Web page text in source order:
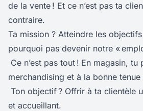
de la vente ! Et ce n’est pas ta
contraire.
Ta mission ? Atteindre les
pourquoi pas devenir notre «
Ce n’est pas tout ! En magasin, tu
merchandising et à la bonne
Ton objectif ? Offrir à ta clientèle
et accueillant.